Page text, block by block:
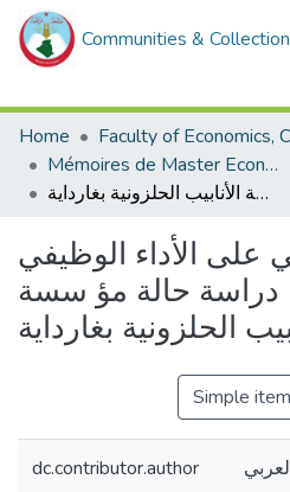
Communities &
Home
Mémoires de Master Economie
أثر المناخ التنظیمي على الأداء الوظیفي للعاملین - دراسة حالة مؤ سسة الأنابیب الحلزونیة بغاردایة
على الأداء الوظیفي
دراسة حالة مؤ سسة
الحلزونیة بغاردایة
Simple
dc.contributor.author